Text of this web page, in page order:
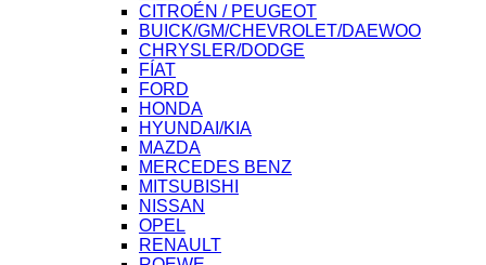
CITROÉN / PEUGEOT
BUICK/GM/CHEVROLET/DAEWOO
CHRYSLER/DODGE
FÍAT
FORD
HONDA
HYUNDAI/KIA
MAZDA
MERCEDES BENZ
MITSUBISHI
NISSAN
OPEL
RENAULT